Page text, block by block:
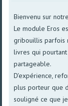
Bienvenu sur
Le module Eros
gribouillis parfois
livres qui
partageable.
D'expérience,
plus porteur que
souligné ce que